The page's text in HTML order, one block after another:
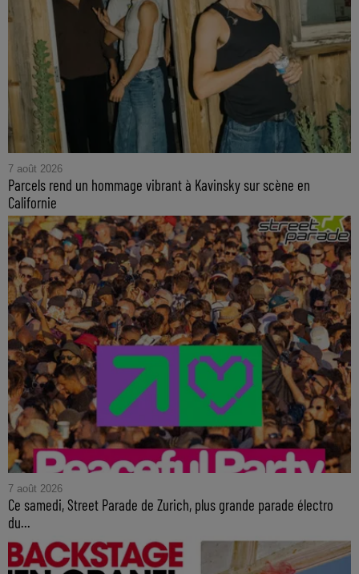
7 août 2026
Parcels rend un hommage vibrant à Kavinsky sur scène en
Californie
7 août 2026
Ce samedi, Street Parade de Zurich, plus grande parade électro
du...